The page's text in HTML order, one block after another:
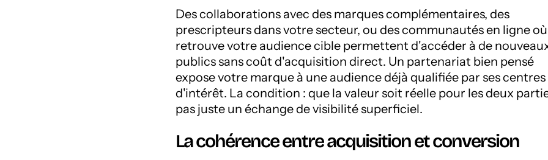
Des collaborations avec des marques complémentaires, des
prescripteurs dans votre secteur, ou des communautés en ligne
retrouve votre audience cible permettent d'accéder à de
publics sans coût d'acquisition direct. Un partenariat bien pensé
expose votre marque à une audience déjà qualifiée par ses centres
d'intérêt. La condition : que la valeur soit réelle pour les deux
pas juste un échange de visibilité superficiel.
La cohérence entre acquisition et conversion